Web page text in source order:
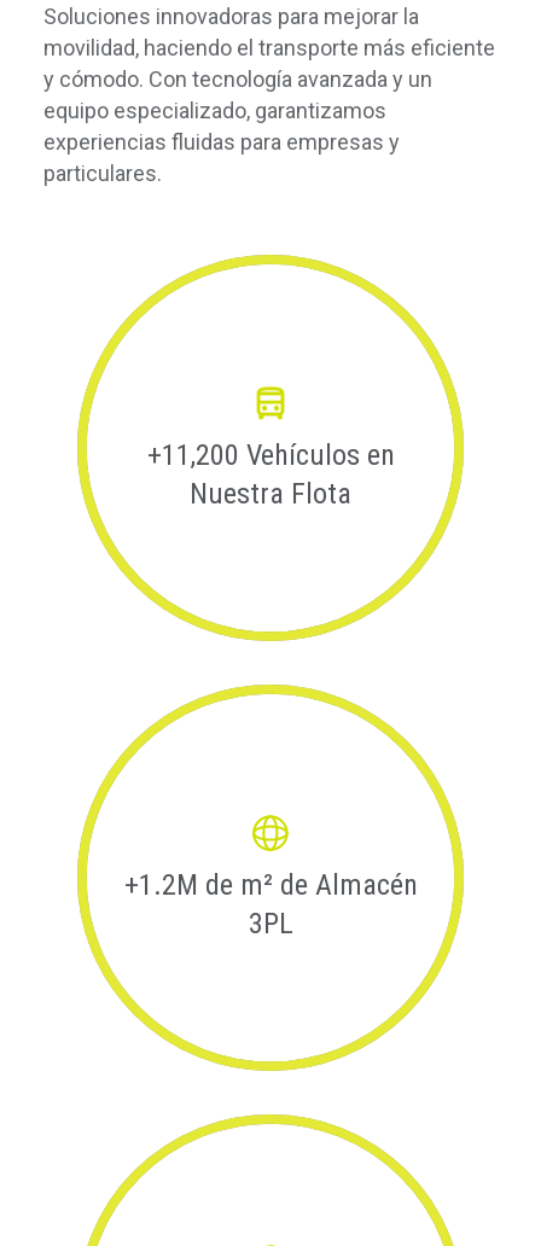
Soluciones innovadoras para mejorar la
movilidad, haciendo el transporte más eficiente
y cómodo. Con tecnología avanzada y un
equipo especializado, garantizamos
experiencias fluidas para empresas y
particulares.
+11,200 Vehículos en
Nuestra Flota
+1.2M de m² de Almacén
3PL